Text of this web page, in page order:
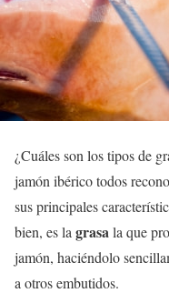
¿Cuáles son los tipos de
jamón ibérico todos
sus principales
bien, es la grasala que
jamón, haciéndolo
a otros embutidos.